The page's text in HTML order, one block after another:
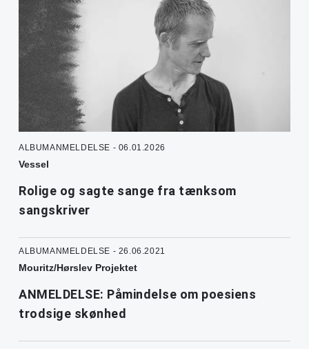
ALBUMANMELDELSE - 06.01.2026
Vessel
Rolige og sagte sange fra tænksom
sangskriver
ALBUMANMELDELSE - 26.06.2021
Mouritz/Hørslev Projektet
ANMELDELSE: Påmindelse om poesiens
trodsige skønhed